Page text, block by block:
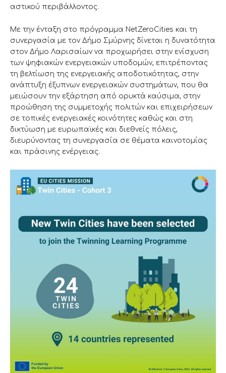
αστικού περιβάλλοντος.
Με την ένταξη στο πρόγραμμα NetZeroCities και τη
συνεργασία με τον Δήμο Σμύρνης δίνεται η δυνατότητα
στον Δήμο Λαρισαίων να προχωρήσει στην ενίσχυση
των ψηφιακών ενεργειακών υποδομών, επιτρέποντας
τη βελτίωση της ενεργειακής αποδοτικότητας, στην
ανάπτυξη έξυπνων ενεργειακών συστημάτων, που θα
μειώσουν την εξάρτηση από ορυκτά καύσιμα, στην
προώθηση της συμμετοχής πολιτών και επιχειρήσεων
σε τοπικές ενεργειακές κοινότητες καθώς και στη
δικτύωση με ευρωπαϊκές και διεθνείς πόλεις,
διευρύνοντας τη συνεργασία σε θέματα καινοτομίας
και πράσινης ενέργειας.